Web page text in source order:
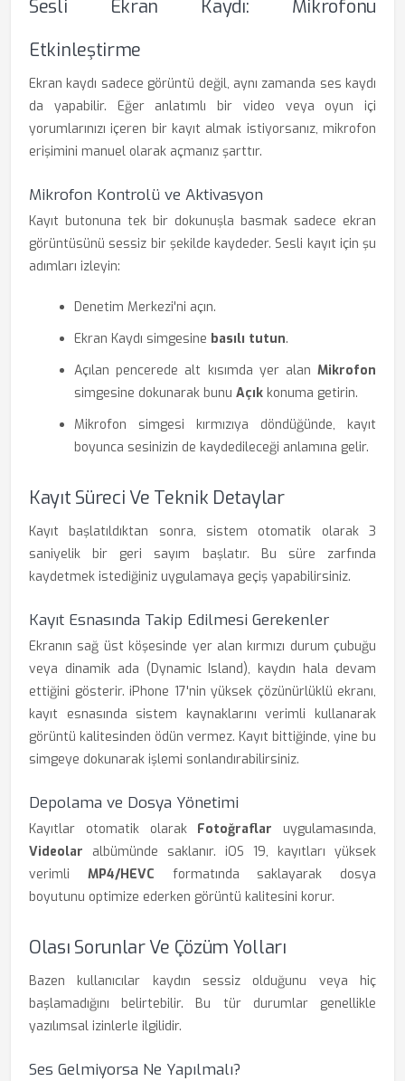
Sesli Ekran Kaydı: Mikrofonu
Etkinleştirme
Ekran kaydı sadece görüntü değil, aynı zamanda ses kaydı
da yapabilir. Eğer anlatımlı bir video veya oyun içi
yorumlarınızı içeren bir kayıt almak istiyorsanız, mikrofon
erişimini manuel olarak açmanız şarttır.
Mikrofon Kontrolü ve Aktivasyon
Kayıt butonuna tek bir dokunuşla basmak sadece ekran
görüntüsünü sessiz bir şekilde kaydeder. Sesli kayıt için şu
adımları izleyin:
Denetim Merkezi'ni açın.
Ekran Kaydı simgesine basılı tutun.
Açılan pencerede alt kısımda yer alan Mikrofon
simgesine dokunarak bunu Açık konuma getirin.
Mikrofon simgesi kırmızıya döndüğünde, kayıt
boyunca sesinizin de kaydedileceği anlamına gelir.
Kayıt Süreci Ve Teknik Detaylar
Kayıt başlatıldıktan sonra, sistem otomatik olarak 3
saniyelik bir geri sayım başlatır. Bu süre zarfında
kaydetmek istediğiniz uygulamaya geçiş yapabilirsiniz.
Kayıt Esnasında Takip Edilmesi Gerekenler
Ekranın sağ üst köşesinde yer alan kırmızı durum çubuğu
veya dinamik ada (Dynamic Island), kaydın hala devam
ettiğini gösterir. iPhone 17'nin yüksek çözünürlüklü ekranı,
kayıt esnasında sistem kaynaklarını verimli kullanarak
görüntü kalitesinden ödün vermez. Kayıt bittiğinde, yine bu
simgeye dokunarak işlemi sonlandırabilirsiniz.
Depolama ve Dosya Yönetimi
Kayıtlar otomatik olarak Fotoğraflar uygulamasında,
Videolar albümünde saklanır. iOS 19, kayıtları yüksek
verimli MP4/HEVC formatında saklayarak dosya
boyutunu optimize ederken görüntü kalitesini korur.
Olası Sorunlar Ve Çözüm Yolları
Bazen kullanıcılar kaydın sessiz olduğunu veya hiç
başlamadığını belirtebilir. Bu tür durumlar genellikle
yazılımsal izinlerle ilgilidir.
Ses Gelmiyorsa Ne Yapılmalı?